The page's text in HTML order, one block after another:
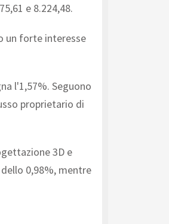
e 8.224,48.
un forte interesse
l'1,57%. Seguono
proprietario di
3D e
0,98%, mentre